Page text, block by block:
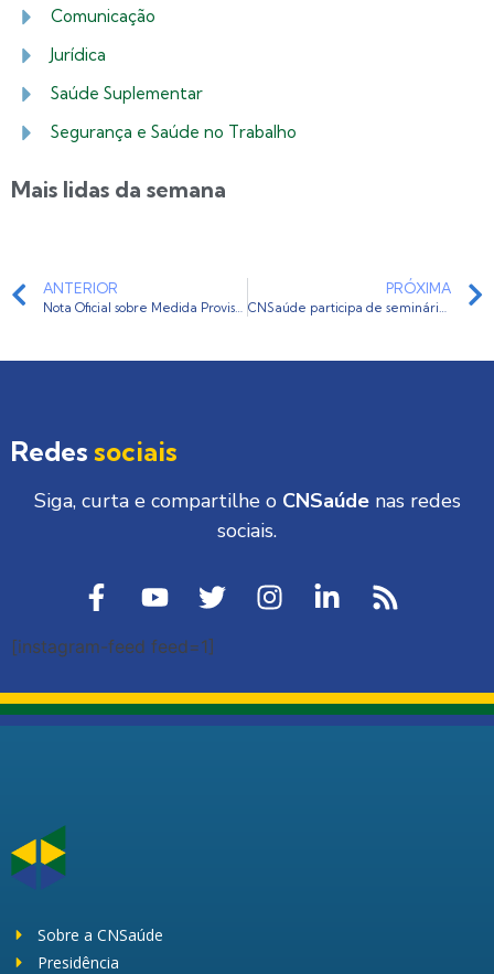
Comunicação
Jurídica
Saúde Suplementar
Segurança e Saúde no Trabalho
Mais lidas da semana
ANTERIOR
Nota Oficial sobre Medida Provisória 891/19 e posição do relator da matéria
PRÓXIMA
CNSaúde participa de seminário sobre Reforma Trabalhista na Câmara dos Deputados
Redes sociais
Siga, curta e compartilhe o CNSaúdenas redes
sociais.
[instagram-feed feed=1]
Sobre a CNSaúde
Presidência